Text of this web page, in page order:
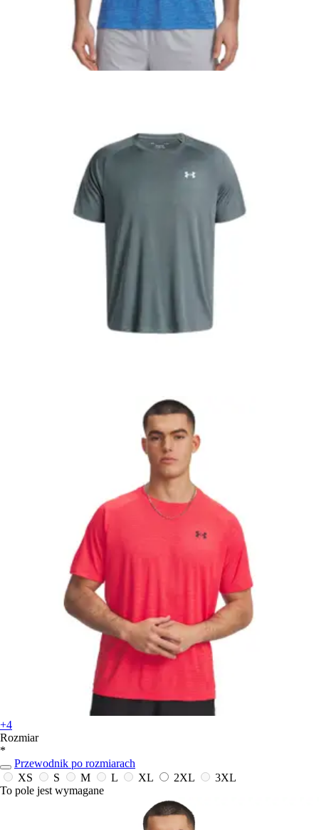
+4
Rozmiar
*
Przewodnik po rozmiarach
XS
S M L XL 2XL
3XL
To pole jest wymagane